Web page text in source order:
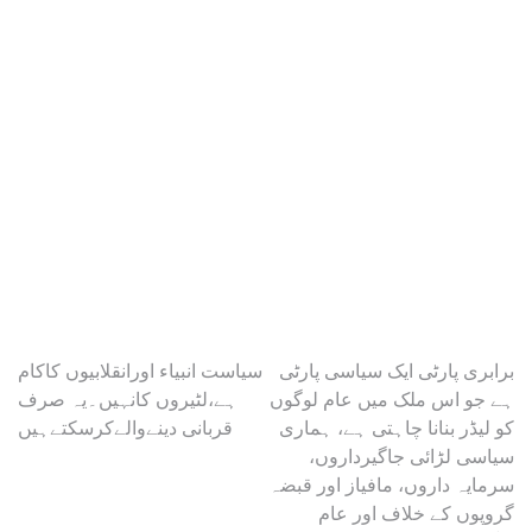
Post
navigation
سیاست انبیاء اورانقلابیوں کاکام
ہے،لٹیروں کانہیں۔یہ صرف
قربانی دینےوالےکرسکتےہیں
برابری پارٹی ایک سیاسی پارٹی
ہے جو اس ملک میں عام لوگوں
کو لیڈر بنانا چاہتی ہے، ہماری
سیاسی لڑائی جاگیرداروں،
سرمایہ داروں، مافیاز اور قبضہ
گروپوں کے خلاف اور عام